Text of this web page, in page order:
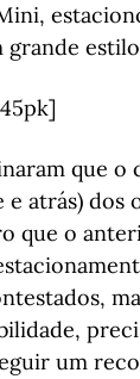
grande
que o
atrás) dos
que o
um